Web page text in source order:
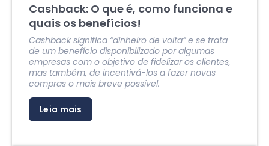
Cashback: O que é, como funciona e
quais os benefícios!
Cashback significa “dinheiro de volta” e se trata
de um benefício disponibilizado por algumas
empresas com o objetivo de fidelizar os clientes,
mas também, de incentivá-los a fazer novas
compras o mais breve possível.
Leia mais